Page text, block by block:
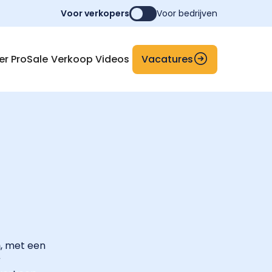
Voor verkopers Voor bedrijven
ProSale Verkoop Videos Vacatures
met een